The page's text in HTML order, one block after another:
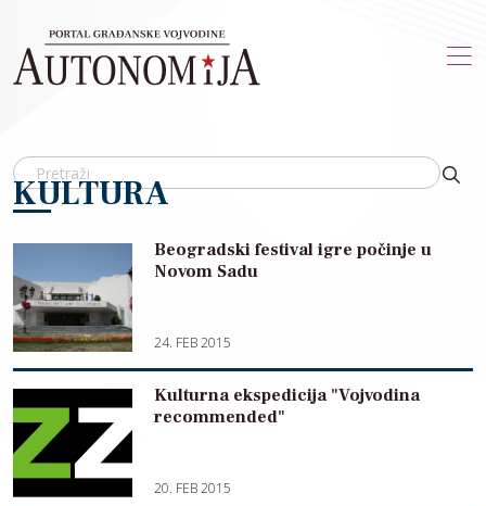
KULTURA
Beogradski festival igre počinje u
Novom Sadu
24. FEB 2015
Kulturna ekspedicija "Vojvodina
recommended"
20. FEB 2015